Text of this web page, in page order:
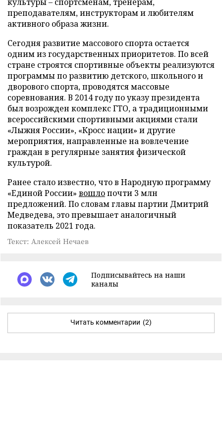
преподавателям, инструкторам и любителям
активного образа жизни.
Сегодня развитие массового спорта остается
одним из государственных приоритетов. По всей
стране строятся спортивные объекты реализуются
программы по развитию детского, школьного и
дворового спорта, проводятся массовые
соревнования. В 2014 году по указу президента
был возрожден комплекс ГТО, а традиционными
всероссийскими спортивными акциями стали
«Лыжня России», «Кросс нации» и другие
мероприятия, направленные на вовлечение
граждан в регулярные занятия физической
культурой.
Ранее стало известно, что в Народную программу
«Единой России» вошлопочти 3 млн
предложений. По словам главы партии Дмитрий
Медведева, это превышает аналогичный
показатель 2021 года.
Текст: Алексей Нечаев
Подписывайтесь на наши
каналы
Читать комментарии (2)